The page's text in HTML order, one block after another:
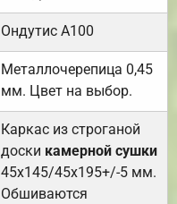
Ондутис А100
Металлочерепица 0,45
мм. Цвет на выбор.
Каркас из строганой
доски камерной сушки
45х145/45х195+/-5 мм.
Обшиваются